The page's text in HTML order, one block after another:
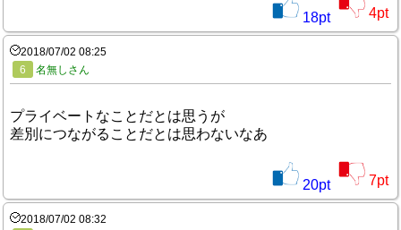
18pt 4pt
2018/07/02 08:25
6
名無しさん
プライベートなことだとは思うが
差別につながることだとは思わないなあ
20pt 7pt
2018/07/02 08:32